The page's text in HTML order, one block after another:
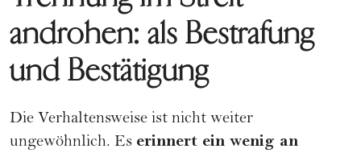
androhen: als Bestrafung
und Bestätigung
Die Verhaltensweise ist nicht weiter
ungewöhnlich. Es erinnert ein wenig an